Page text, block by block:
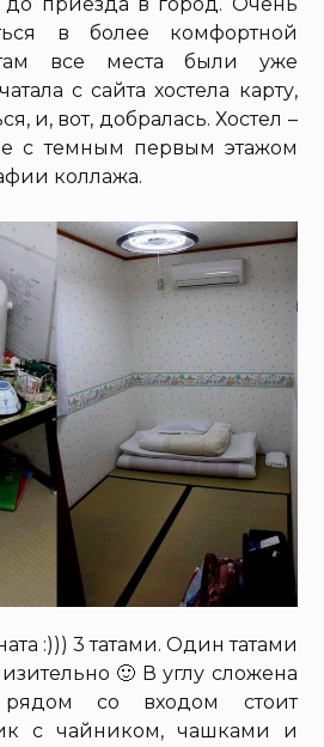
в более комфортной
все места были уже
с сайта хостела карту,
и, вот, добралась. Хостел –
с темным первым этажом
коллажа.
:))) 3 татами. Один татами
🙂 В углу сложена
рядом со входом стоит
с чайником, чашками и